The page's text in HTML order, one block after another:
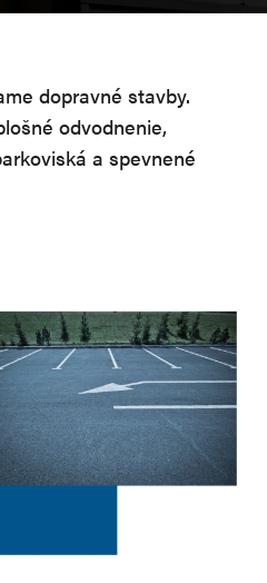
dopravné stavby.
odvodnenie,
a spevnené